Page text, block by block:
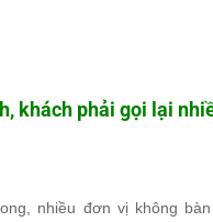
khách phải gọi lại
nhiều đơn vị không bàn